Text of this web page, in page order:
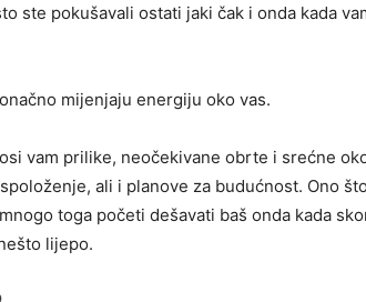
ste pokušavali ostati jaki čak i onda kada
mijenjaju energiju oko vas.
vam prilike, neočekivane obrte i srećne
ali i planove za budućnost. Ono
toga početi dešavati baš onda kada
lijepo.